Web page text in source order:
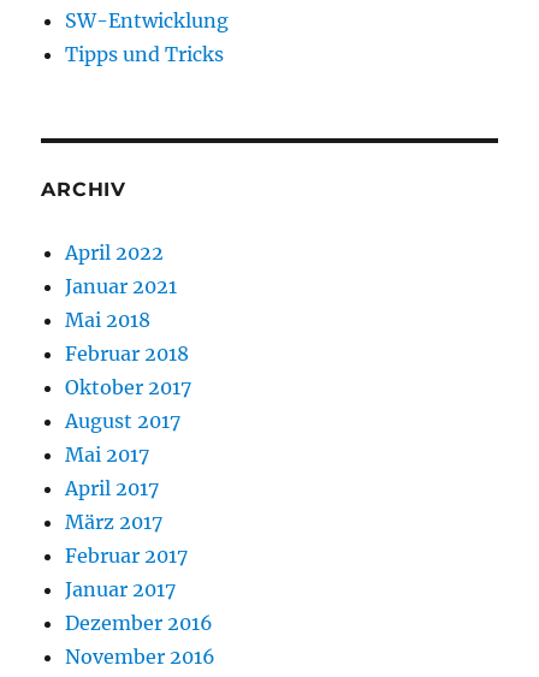
SW-Entwicklung
Tipps und Tricks
ARCHIV
April 2022
Januar 2021
Mai 2018
Februar 2018
Oktober 2017
August 2017
Mai 2017
April 2017
März 2017
Februar 2017
Januar 2017
Dezember 2016
November 2016